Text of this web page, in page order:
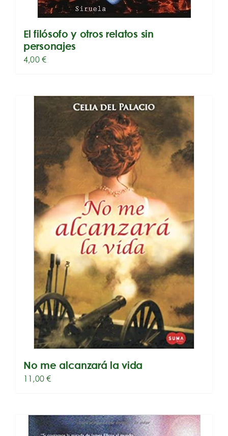
El filósofo y otros relatos sin
personajes
4,00€
No me alcanzará la vida
11,00€